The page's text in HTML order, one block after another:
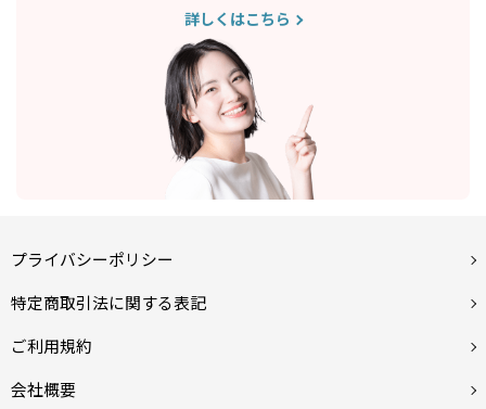
詳しくはこちら
プライバシーポリシー
特定商取引法に関する表記
ご利用規約
会社概要